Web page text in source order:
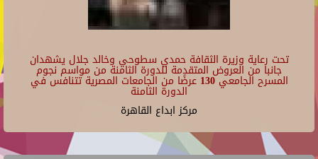
تحت رعاية وزيرة الثقافة حمدي سطوحي وخالد جلال يشهدان
جانبا من العروض المتقدمة للدورة الثامنة من مواسم نجوم
المسرح الجامعي 130 عرضًا من الجامعات المصرية تتنافس في
الدورة الثامنة
مركز ابداع القاهرة